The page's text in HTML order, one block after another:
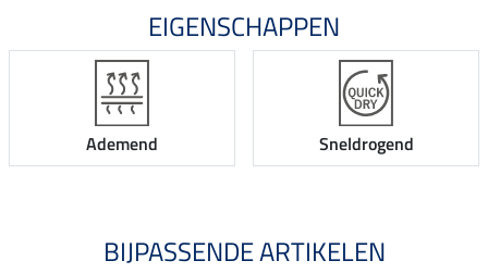
EIGENSCHAPPEN
Ademend Sneldrogend
BIJPASSENDE ARTIKELEN